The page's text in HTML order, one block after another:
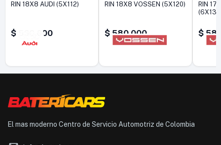
RIN 18X8 AUDI (5X112)
$ 560.000
RIN 18X8 VOSSEN (5X120)
$ 580.000
RIN
$
El mas moderno Centro de Servicio Automotriz de Colombia